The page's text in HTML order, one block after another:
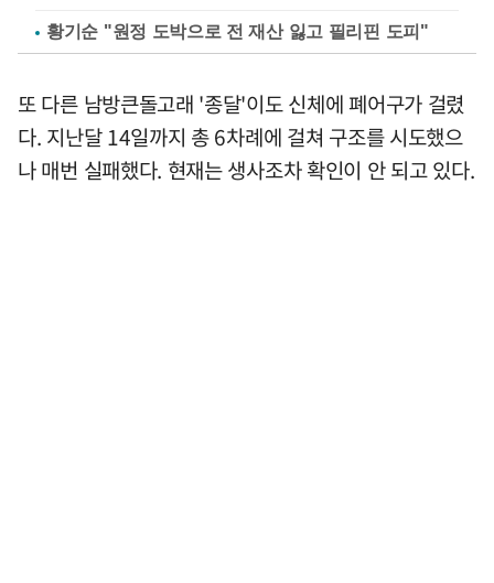
황기순 "원정 도박으로 전 재산 잃고 필리핀 도피"
또 다른 남방큰돌고래 '종달'이도 신체에 폐어구가 걸렸
다. 지난달 14일까지 총 6차례에 걸쳐 구조를 시도했으
나 매번 실패했다. 현재는 생사조차 확인이 안 되고 있다.